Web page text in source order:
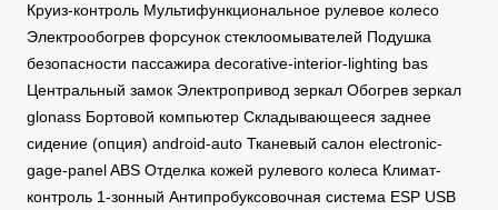
Круиз-контроль Мультифункциональное рулевое колесо
Электрообогрев форсунок стеклоомывателей Подушка
безопасности пассажира decorative-interior-lighting bas
Центральный замок Электропривод зеркал Обогрев зеркал
glonass Бортовой компьютер Складывающееся заднее
сидение (опция) android-auto Тканевый салон electronic-
gage-panel ABS Отделка кожей рулевого колеса Климат-
контроль 1-зонный Антипробуксовочная система ESP USB